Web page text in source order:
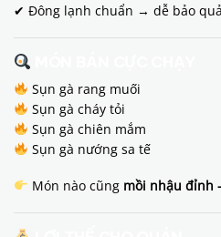
✔ Đông lạnh chuẩn → dễ bảo
Sụn gà rang muối
Sụn gà cháy tỏi
Sụn gà chiên mắm
Sụn gà nướng sa tế
Món nào cũng mồi nhậu đỉnh